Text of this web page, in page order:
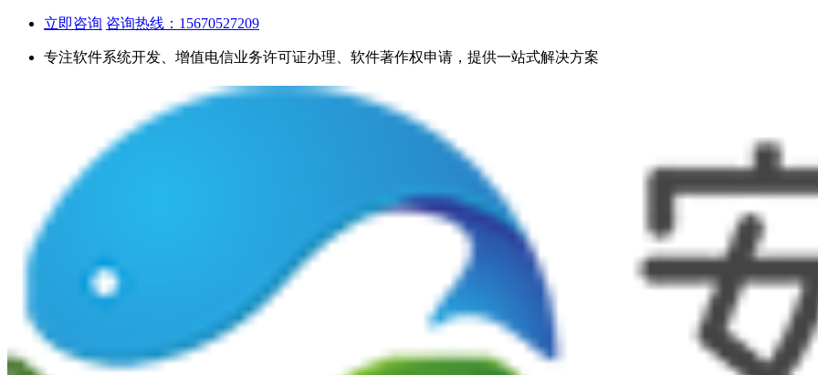
立即咨询 咨询热线：15670527209
专注软件系统开发、增值电信业务许可证办理、软件著作权申请，提供一站式解决方案